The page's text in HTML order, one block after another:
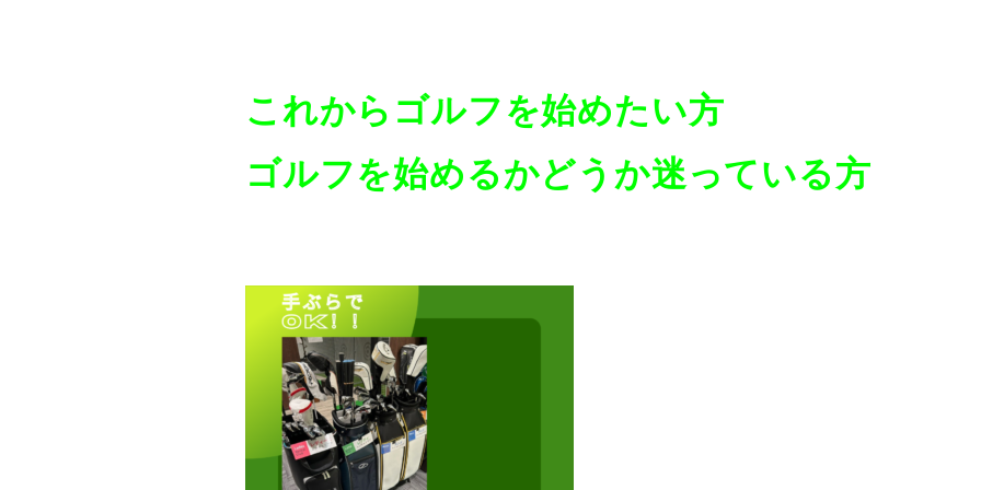
これからゴルフを始めたい方
ゴルフを始めるかどうか迷っている方